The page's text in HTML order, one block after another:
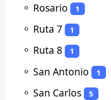
⚬ Rosario 1
⚬ Ruta 7 1
⚬ Ruta 8 1
⚬ San Antonio 1
⚬ San Carlos 5